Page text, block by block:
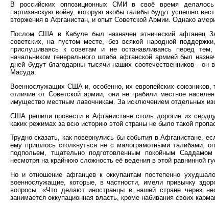
В российских оппозиционных СМИ в своё время
партизанскую войну, которую якобы талибы будут успешно
вторжения в Афганистан, и опыт Советской Армии. Однако
Послом США в Кабуле был назначен этнический афганец
советских, на пустом месте, без всякой народной
прислушиваясь к советам и не останавливаясь перед
начальником генерального штаба афганской армией был
дней будут благодарны тысячи наших соотечественников -
Масуда.
Военнослужащих США и, особенно, их европейских
отличие от Советской армии, они не грабили местное
имущество местным лавочникам. За исключением отдельных
США решили провести в Афганистане столь дорогие их
каких режимах за всю историю этой страны не было такой
Трудно сказать, как повернулись бы события в Афганистане,
ему пришлось столкнуться не с малограмотными талибами,
подпольем, тщательно подготовленным покойным
несмотря на крайнюю сложность её ведения в этой равнинной
Но и отношение афганцев к оккупантам постепенно
военнослужащие, которые, в частности, имели привычку
вопросы: «Что делают иностранцы в нашей стране через
занимается оккупационная власть, кроме набивания своих